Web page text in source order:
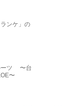
ンケ」の
ーツ 〜台
〜